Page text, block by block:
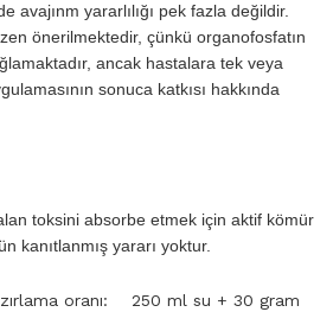
avajınm yararlılığı pek fazla değildir.
öne­rilmektedir, çünkü organofosfatın
ancak hastalara tek veya
sonuca katkısı hakkında
toksini absorbe etmek için aktif kömür
kanıtlanmış yararı yoktur.
oranı: 250 ml su + 30 gram